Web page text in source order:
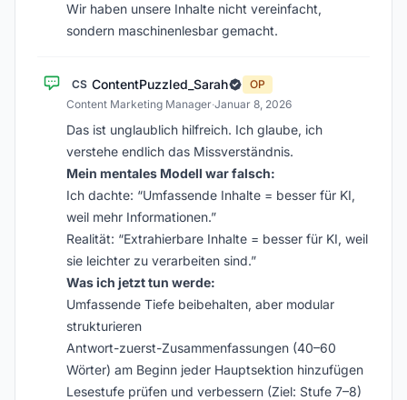
Wir haben unsere Inhalte nicht vereinfacht,
sondern maschinenlesbar gemacht.
CS ContentPuzzled_Sarah
OP
Content Marketing Manager·Januar 8, 2026
Das ist unglaublich hilfreich. Ich glaube, ich
verstehe endlich das Missverständnis.
Mein mentales Modell war falsch:
Ich dachte: “Umfassende Inhalte = besser für KI,
weil mehr Informationen.”
Realität: “Extrahierbare Inhalte = besser für KI, weil
sie leichter zu verarbeiten sind.”
Was ich jetzt tun werde:
Umfassende Tiefe beibehalten, aber modular
strukturieren
Antwort-zuerst-Zusammenfassungen (40–60
Wörter) am Beginn jeder Hauptsektion hinzufügen
Lesestufe prüfen und verbessern (Ziel: Stufe 7–8)